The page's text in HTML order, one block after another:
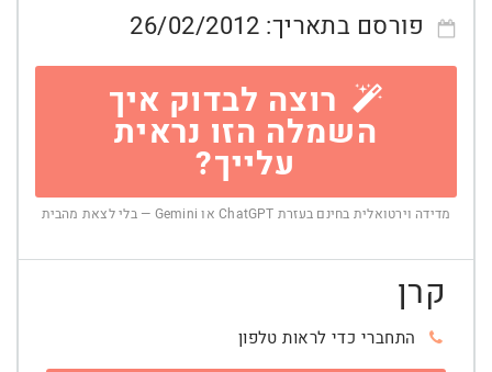
פורסם בתאריך: 26/02/2012
רוצה לבדוק איך
השמלה הזו נראית
עלייך?
מדידה וירטואלית בחינם בעזרת ChatGPT או Gemini — בלי לצאת מהבית
קרן
התחברי כדי לראות טלפון